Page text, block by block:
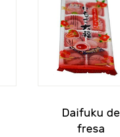
Daifuku de
fresa